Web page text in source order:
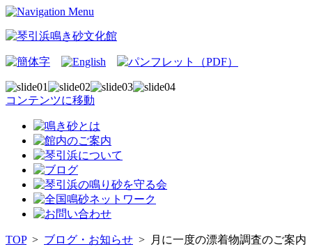
コンテンツに移動
TOP> ブログ・お知らせ > 月に一度の漂着物調査のご案内